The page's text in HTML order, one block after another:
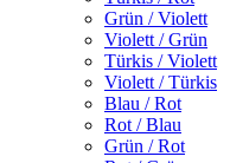
Grün / Violett
Violett / Grün
Türkis / Violett
Violett / Türkis
Blau / Rot
Rot / Blau
Grün / Rot